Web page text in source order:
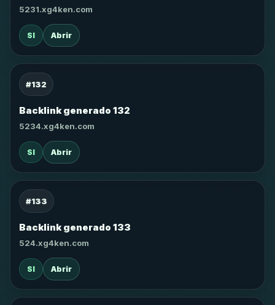
5231.xg4ken.com
SI Abrir
#132
Backlink generado 132
5234.xg4ken.com
SI Abrir
#133
Backlink generado 133
524.xg4ken.com
SI Abrir